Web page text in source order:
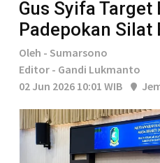
Gus Syifa Target
Padepokan Silat
Oleh - Sumarsono
Editor - Gandi Lukmanto
02 Jun 2026 10:01 WIB